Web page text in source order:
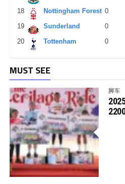
18
Nottingham Forest 0
19
Sunderland 0
20
Tottenham 0
MUST SEE
脚车